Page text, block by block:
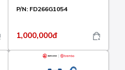
P/N: FD266G1054
1,000,000đ